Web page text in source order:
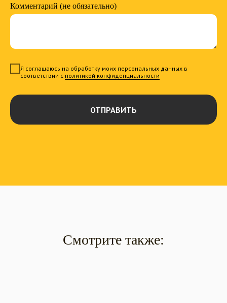
Комментарий (не обязательно)
Я соглашаюсь на обработку моих персональных данных в
соответствии с политикой конфиденциальности
ОТПРАВИТЬ
Смотрите также: